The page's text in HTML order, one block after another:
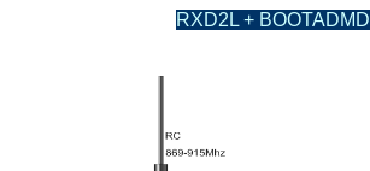
RXD2L + BOOTADMD